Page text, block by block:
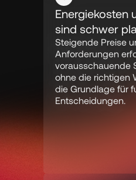
Energiekosten
sind schwer
Steigende Preise
Anforderungen
vorausschauende
ohne die richtigen
die Grundlage für
Entscheidungen.